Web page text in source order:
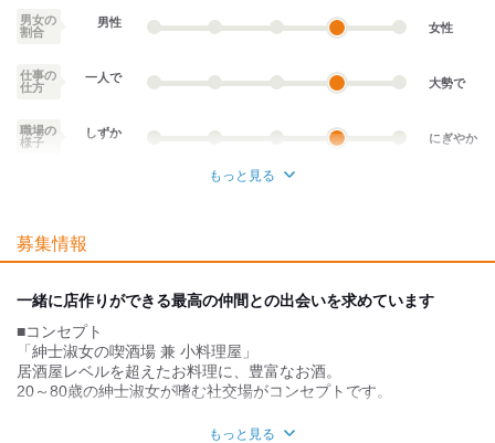
男女の
割合
男性 女性
仕事の
仕方
一人で 大勢で
職場の
様子
しずか にぎやか
個性が生かせる
デスクワーク 立ち仕事
お客様との対話が
少ない
力仕事が少ない
もっと見る
募集情報
一緒に店作りができる最高の仲間との出会いを求めています
■コンセプト
「紳士淑女の喫酒場 兼 小料理屋」
居酒屋レベルを超えたお料理に、豊富なお酒。
20～80歳の紳士淑女が嗜む社交場がコンセプトです。
「街に根付くお店」「店作りを通じて街を作る」それが創業から
もっと見る